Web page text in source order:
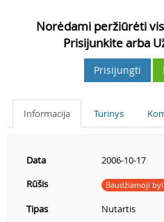
Norėdami peržiūrėti
Prisijunkite arba
Prisijungti
Informacija Turinys
Data
2006-10-17
Rūšis
Baudžiamoji
Tipas
Nutartis